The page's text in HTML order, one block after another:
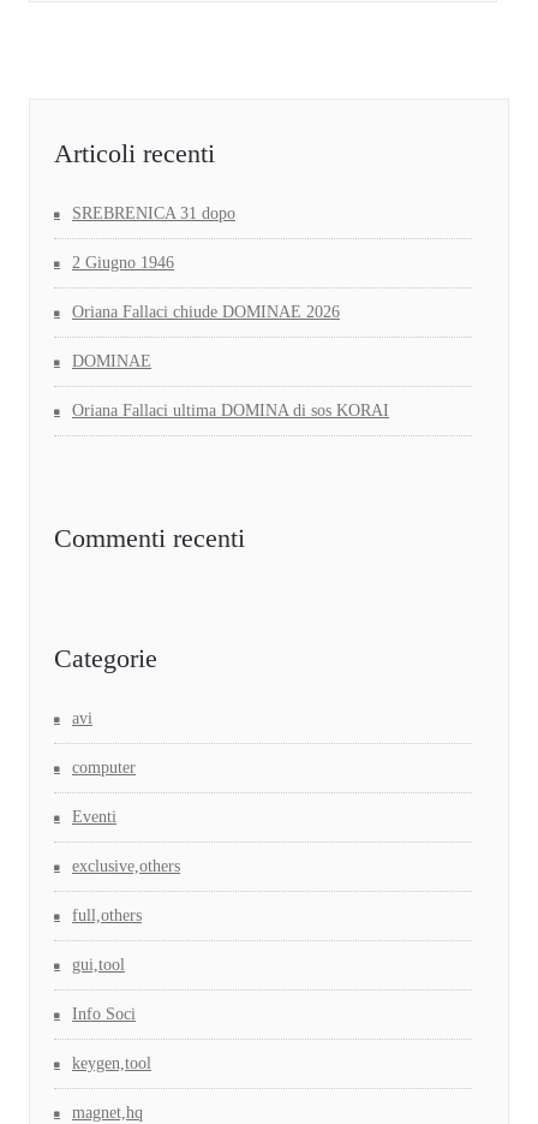
Articoli recenti
SREBRENICA 31 dopo
2 Giugno 1946
Oriana Fallaci chiude DOMINAE 2026
DOMINAE
Oriana Fallaci ultima DOMINA di sos KORAI
Commenti recenti
Categorie
avi
computer
Eventi
exclusive,others
full,others
gui,tool
Info Soci
keygen,tool
magnet,hq